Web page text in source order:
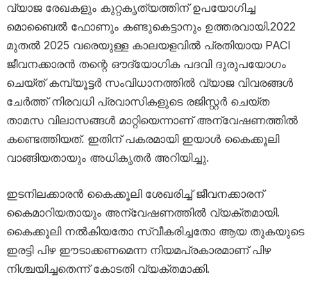
വ്യാജ രേഖകളും കുറ്റകൃത്യത്തിന് ഉപയോഗിച്ച
മൊബൈൽ ഫോണും കണ്ടുകെട്ടാനും ഉത്തരവായി.2022
മുതൽ 2025 വരെയുള്ള കാലയളവിൽ പ്രതിയായ PACI
ജീവനക്കാരൻ തന്റെ ഔദ്യോഗിക പദവി ദുരുപയോഗം
ചെയ്ത് കമ്പ്യൂട്ടർ സംവിധാനത്തിൽ വ്യാജ വിവരങ്ങൾ
ചേർത്ത് നിരവധി പ്രവാസികളുടെ രജിസ്റ്റർ ചെയ്ത
താമസ വിലാസങ്ങൾ മാറ്റിയെന്നാണ് അന്വേഷണത്തിൽ
കണ്ടെത്തിയത്. ഇതിന് പകരമായി ഇയാൾ കൈക്കൂലി
വാങ്ങിയതായും അധികൃതർ അറിയിച്ചു.
ഇടനിലക്കാരൻ കൈക്കൂലി ശേഖരിച്ച് ജീവനക്കാരന്
കൈമാറിയതായും അന്വേഷണത്തിൽ വ്യക്തമായി.
കൈക്കൂലി നൽകിയതോ സ്വീകരിച്ചതോ ആയ തുകയുടെ
ഇരട്ടി പിഴ ഈടാക്കണമെന്ന നിയമപ്രകാരമാണ് പിഴ
നിശ്ചയിച്ചതെന്ന് കോടതി വ്യക്തമാക്കി.